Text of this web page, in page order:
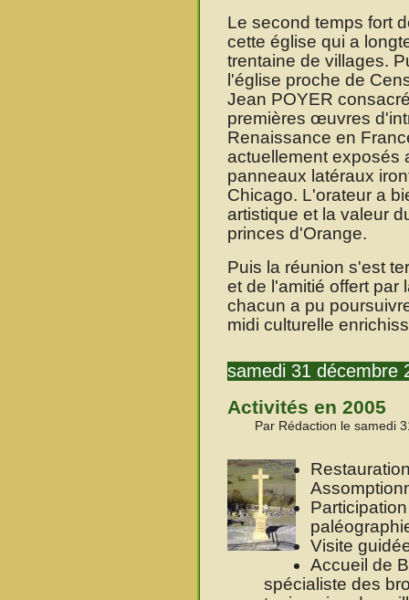
Le second temps fort
cette église qui a
trentaine de villages.
l'église proche de
Jean POYER
premières œuvres
Renaissance en
actuellement exposés
panneaux latéraux
Chicago. L'orateur a
artistique et la valeur
princes d'Orange.
Puis la réunion s'est
et de l'amitié offert par
chacun a pu
midi culturelle
samedi 31 décembre
Activités en 2005
Par Rédaction le samedi
Visite
Accueil de
spécialiste des